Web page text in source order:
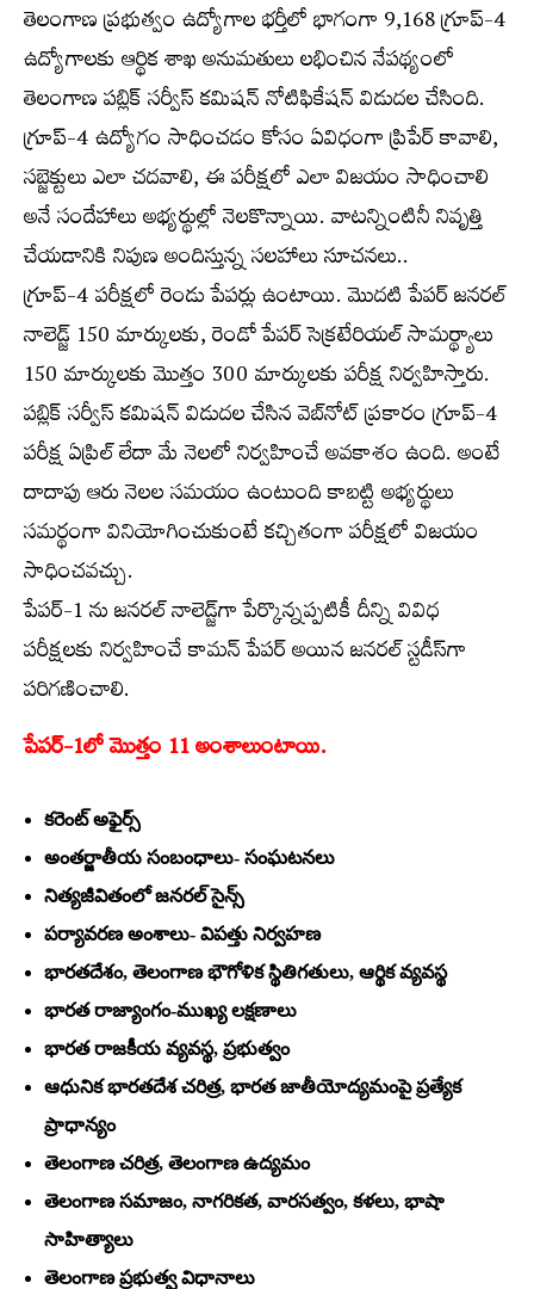
తెలంగాణ ప్రభుత్వం ఉద్యోగాల భర్తీలో భాగంగా 9,168 గ్రూప్‌-4
ఉద్యోగాలకు ఆర్థిక శాఖ అనుమతులు లభించిన నేపథ్యంలో
తెలంగాణ పబ్లిక్‌ సర్వీస్‌ కమిషన్‌ నోటిఫికేషన్‌ విడుదల చేసింది.
గ్రూప్‌-4 ఉద్యోగం సాధించడం కోసం ఏవిధంగా ప్రిపేర్‌ కావాలి,
సబ్జెక్టులు ఎలా చదవాలి, ఈ పరీక్షలో ఎలా విజయం సాధించాలి
అనే సందేహాలు అభ్యర్థుల్లో నెలకొన్నాయి. వాటన్నింటినీ నివృత్తి
చేయడానికి నిపుణ అందిస్తున్న సలహాలు సూచనలు..
గ్రూప్‌-4 పరీక్షలో రెండు పేపర్లు ఉంటాయి. మొదటి పేపర్‌ జనరల్‌
నాలెడ్జ్‌ 150 మార్కులకు, రెండో పేపర్‌ సెక్రటేరియల్‌ సామర్థ్యాలు
150 మార్కులకు మొత్తం 300 మార్కులకు పరీక్ష నిర్వహిస్తారు.
పబ్లిక్‌ సర్వీస్‌ కమిషన్‌ విడుదల చేసిన వెబ్‌నోట్‌ ప్రకారం గ్రూప్‌-4
పరీక్ష ఏప్రిల్‌ లేదా మే నెలలో నిర్వహించే అవకాశం ఉంది. అంటే
దాదాపు ఆరు నెలల సమయం ఉంటుంది కాబట్టి అభ్యర్థులు
సమర్థంగా వినియోగించుకుంటే కచ్చితంగా పరీక్షలో విజయం
సాధించవచ్చు.
పేపర్‌-1 ను జనరల్‌ నాలెడ్జ్‌గా పేర్కొన్నప్పటికీ దీన్ని వివిధ
పరీక్షలకు నిర్వహించే కామన్‌ పేపర్‌ అయిన జనరల్‌ స్టడీస్‌గా
పరిగణించాలి.
పేపర్‌-1లో మొత్తం 11 అంశాలుంటాయి.
కరెంట్‌ అఫైర్స్‌
అంతర్జాతీయ సంబంధాలు- సంఘటనలు
నిత్యజీవితంలో జనరల్‌ సైన్స్‌
పర్యావరణ అంశాలు- విపత్తు నిర్వహణ
భారతదేశం, తెలంగాణ భౌగోళిక స్థితిగతులు, ఆర్థిక వ్యవస్థ
భారత రాజ్యాంగం-ముఖ్య లక్షణాలు
భారత రాజకీయ వ్యవస్థ, ప్రభుత్వం
ఆధునిక భారతదేశ చరిత్ర, భారత జాతీయోద్యమంపై ప్రత్యేక
ప్రాధాన్యం
తెలంగాణ చరిత్ర, తెలంగాణ ఉద్యమం
తెలంగాణ సమాజం, నాగరికత, వారసత్వం, కళలు, భాషా
సాహిత్యాలు
తెలంగాణ ప్రభుత్వ విధానాలు